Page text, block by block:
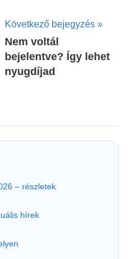
Következő bejegyzés
Nem voltál
bejelentve? Így lehet
nyugdíjad
– részletek
hírek